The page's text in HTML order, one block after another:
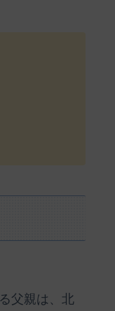
父親は、北